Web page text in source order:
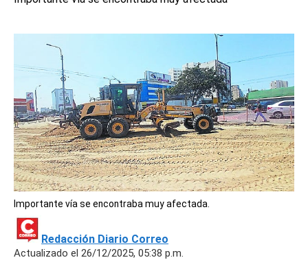
Importante vía se encontraba muy afectada.
Redacción Diario Correo
Actualizado el 26/12/2025, 05:38 p.m.